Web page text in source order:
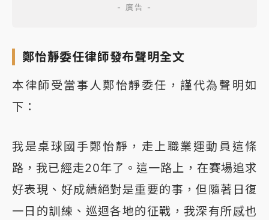
鄭怡靜委任律師發布聲明全文
本律師受當事人鄭怡靜委任，謹代為聲明如
下：
我是桌球國手鄭怡靜，走上職業運動員這條
路，我已經走20年了。這一路上，在賽場追求
好表現、好成績絕對是重要的事，但隨著日復
一日的訓練、巡迴各地的征戰，我深有所感也